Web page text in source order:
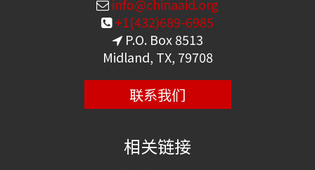
info@chinaaid.org
+1(432)689-6985
P.O. Box 8513
Midland, TX, 79708
联系我们
相关链接